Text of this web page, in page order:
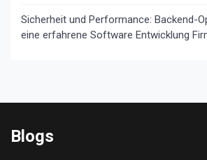
Sicherheit und Performance: Backend-
eine erfahrene Software Entwicklung
Blogs